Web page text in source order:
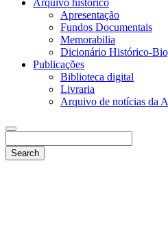
Apresentação
Fundos Documentais
Memorabilia
Dicionário Histórico-
Publicações
Biblioteca digital
Livraria
Arquivo de notícias da